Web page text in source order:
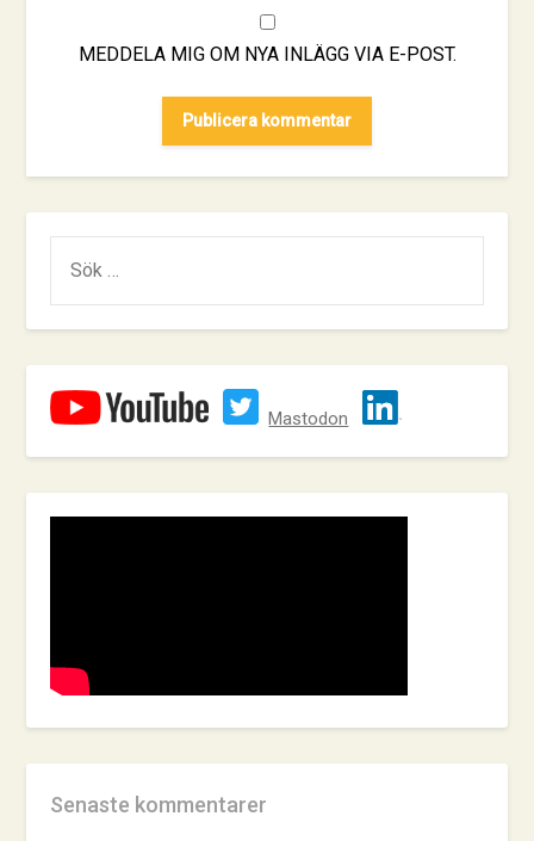
MEDDELA MIG OM NYA INLÄGG VIA E-POST.
EFTER:
Mastodon
Senaste kommentarer